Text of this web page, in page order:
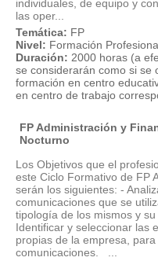
individuales, de equipo y
las oper...
Temática: FP
Nivel: Formación
Duración: 2000 horas (a
se considerarán como si se
formación en centro
en centro de trabajo
FP Administración y
Nocturno
Los Objetivos que el
este Ciclo Formativo de FP
serán los siguientes: -
comunicaciones que se
tipología de los mismos y
Identificar y seleccionar las
propias de la empresa,
comunicaciones. ...